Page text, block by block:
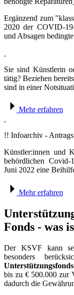
Ergänzend zum
2020 der COVID-
und Absagen
Sie sind Künstlerin
tätig? Beziehen
sind in einer
Mehr erfahren
!! Infoarchiv -
Künstler:innen und
behördlichen Covid-
Juni 2022 eine
Mehr erfahren
Fonds - was
Der KSVF kann
besonders
Unterstützungsfonds
bis zu € 500.000 zur
dadurch die